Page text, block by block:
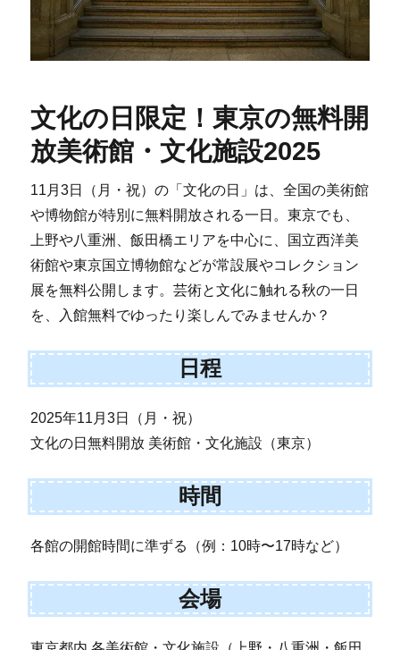
文化の日限定！東京の無料開
放美術館・文化施設2025
11月3日（月・祝）の「文化の日」は、全国の美術館
や博物館が特別に無料開放される一日。東京でも、
上野や八重洲、飯田橋エリアを中心に、国立西洋美
術館や東京国立博物館などが常設展やコレクション
展を無料公開します。芸術と文化に触れる秋の一日
を、入館無料でゆったり楽しんでみませんか？
日程
2025年11月3日（月・祝）
文化の日無料開放 美術館・文化施設（東京）
時間
各館の開館時間に準ずる（例：10時〜17時など）
会場